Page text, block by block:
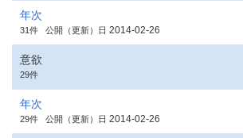
年次
31件 公開（更新）日 2014-02-26
意欲
29件
年次
29件 公開（更新）日 2014-02-26